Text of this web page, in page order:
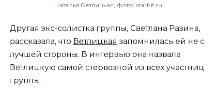
Наталья Ветлицкая, фото: starhit.ru
Другая экс-солистка группы, Светлана Разина,
рассказала, что Ветлицкая запомнилась ей не с
лучшей стороны. В интервью она назвала
Ветлицкую самой стервозной из всех участниц
группы.